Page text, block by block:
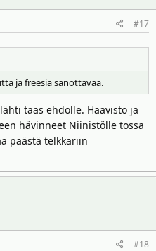
#17
ja freesiä sanottavaa.
taas ehdolle. Haavisto ja
hävinneet Niinistölle tossa
päästä telkkariin
#18